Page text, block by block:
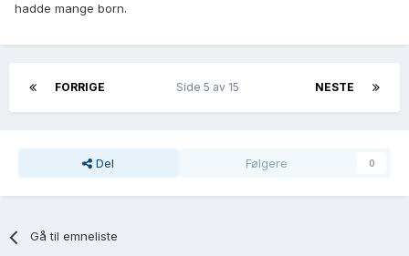
hadde mange born.
FORRIGE NESTE
Side 5 av 15
Del Følgere 0
Gå til emneliste